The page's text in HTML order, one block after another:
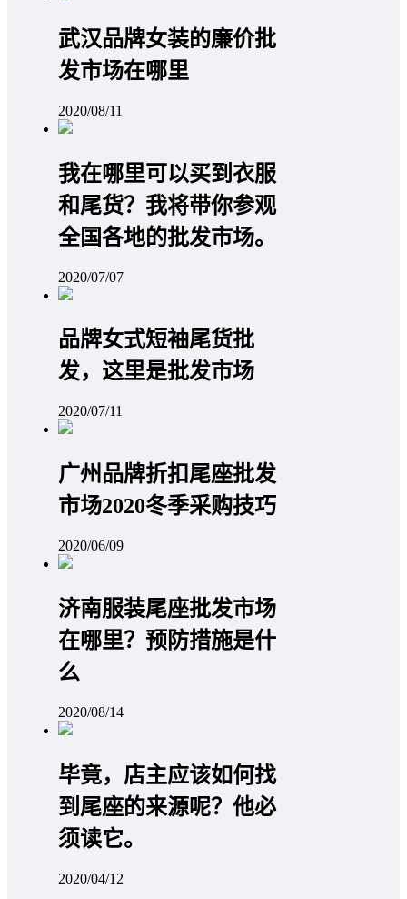
武汉品牌女装的廉价批
发市场在哪里
2020/08/11
我在哪里可以买到衣服
和尾货？我将带你参观
全国各地的批发市场。
2020/07/07
品牌女式短袖尾货批
发，这里是批发市场
2020/07/11
广州品牌折扣尾座批发
市场2020冬季采购技巧
2020/06/09
济南服装尾座批发市场
在哪里？预防措施是什
么
2020/08/14
毕竟，店主应该如何找
到尾座的来源呢？他必
须读它。
2020/04/12